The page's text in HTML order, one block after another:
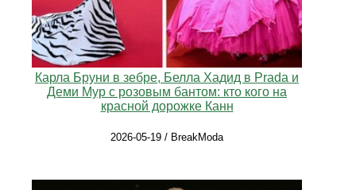
Карла Бруни в зебре, Белла Хадид в Prada и
Деми Мур с розовым бантом: кто кого на
красной дорожке Канн
2026-05-19 / BreakModa